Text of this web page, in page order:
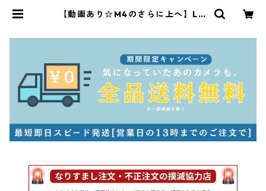
【動画あり☆M4のさらに上へ】Lei
門店